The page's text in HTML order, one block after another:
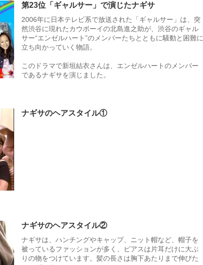
第23位「ギャルサー」で演じたナギサ
2006年に日本テレビ系で放送された「ギャルサー」は、突
然渋谷に現れたカウボーイの北島進之助が、渋谷のギャル
サー“エンゼルハート”のメンバーたちとともに騒動と困難に
立ち向かっていく物語。
このドラマで新垣結衣さんは、エンゼルハートのメンバー
であるナギサを演じました。
ナギサのヘアスタイル①
ナギサのヘアスタイル②
ナギサは、ハンチングやキャップ、ニット帽など、帽子を
被っているファッションが多く、ピアスは片耳だけに大ぶ
りの物をつけています。髪の長さは胸下あたりまで伸びた